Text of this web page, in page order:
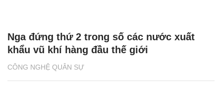
CÔNG NGHỆ QUÂN SỰ
Nga đứng thứ 2 trong số các nước xuất
khẩu vũ khí hàng đầu thế giới